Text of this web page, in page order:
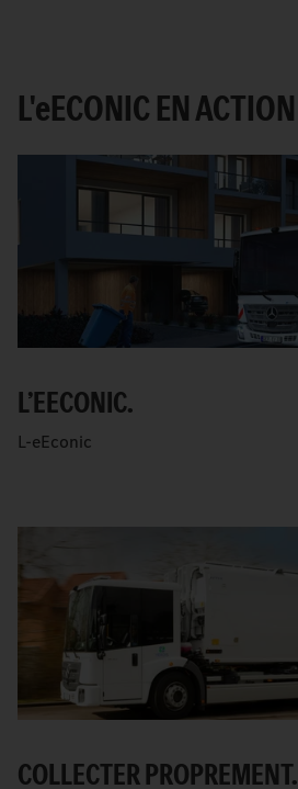
L'eECONIC EN ACTION
L’EECONIC.
L-eEconic
COLLECTER PROPREMENT.